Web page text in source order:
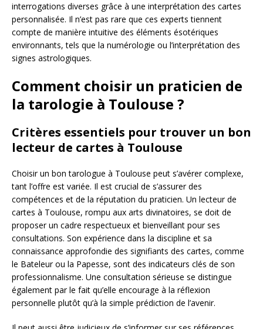
interrogations diverses grâce à une interprétation des cartes
personnalisée. Il n’est pas rare que ces experts tiennent
compte de manière intuitive des éléments ésotériques
environnants, tels que la numérologie ou l’interprétation des
signes astrologiques.
Comment choisir un praticien de
la tarologie à Toulouse ?
Critères essentiels pour trouver un bon
lecteur de cartes à Toulouse
Choisir un bon tarologue à Toulouse peut s’avérer complexe,
tant l’offre est variée. Il est crucial de s’assurer des
compétences et de la réputation du praticien. Un lecteur de
cartes à Toulouse, rompu aux arts divinatoires, se doit de
proposer un cadre respectueux et bienveillant pour ses
consultations. Son expérience dans la discipline et sa
connaissance approfondie des signifiants des cartes, comme
le Bateleur ou la Papesse, sont des indicateurs clés de son
professionnalisme. Une consultation sérieuse se distingue
également par le fait qu’elle encourage à la réflexion
personnelle plutôt qu’à la simple prédiction de l’avenir.